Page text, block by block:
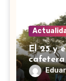
El 25 y
cafetera